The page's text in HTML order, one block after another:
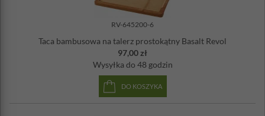
RV-645200-6
Taca bambusowa na talerz prostokątny Basalt Revol
97,00 zł
Wysyłka do 48 godzin
DO KOSZYKA